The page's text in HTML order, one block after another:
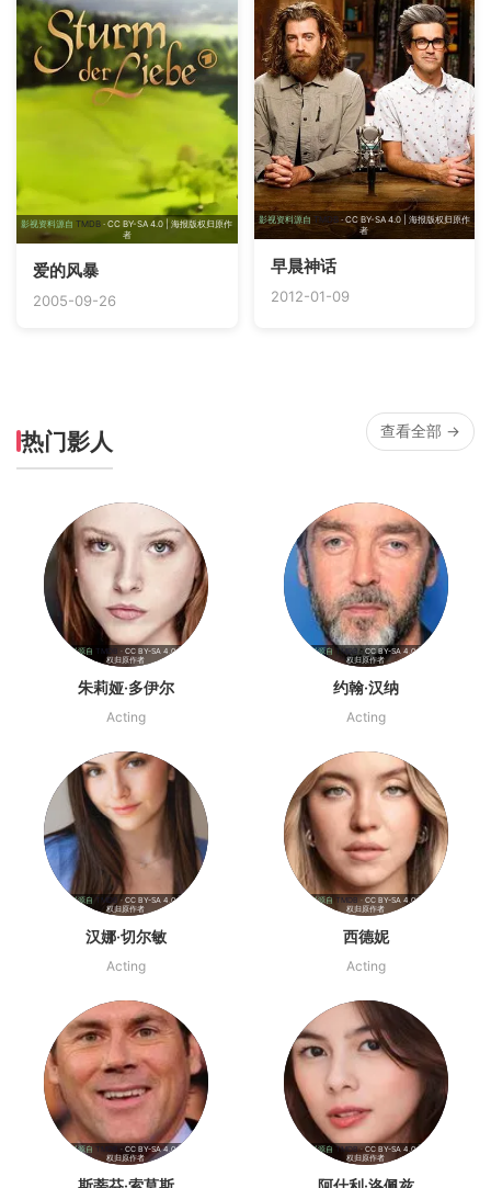
影视资料源自TMDB · CC BY-SA 4.0 | 海报版权归原作
者
爱的风暴
2005-09-26
影视资料源自 TMDB· CC BY-SA 4.0 | 海报版权归原作
者
早晨神话
2012-01-09
热门影人 查看全部 →
影视资料源自 TMDB
· CC BY-SA 4.0 | 海报版
权归原作者
朱莉娅·多伊尔
Acting
影视资料源自TMDB · CC BY-SA 4.0 | 海报版
权归原作者
约翰·汉纳
Acting
影视资料源自 TMDB · CC BY-SA 4.0 | 海报版
权归原作者
汉娜·切尔敏
Acting
影视资料源自 TMDB · CC BY-SA 4.0 | 海报版
权归原作者
西德妮
Acting
影视资料源自 TMDB· CC BY-SA 4.0 | 海报版
权归原作者
影视资料源自 TMDB· CC BY-SA 4.0 | 海报版
权归原作者